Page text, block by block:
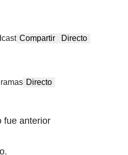
Compartir Directo
Directo
fue anterior